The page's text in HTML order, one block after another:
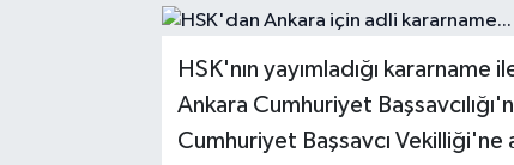
HSK'nın yayımladığı
Ankara Cumhuriyet
Cumhuriyet Başsavcı Vekilliği'ne